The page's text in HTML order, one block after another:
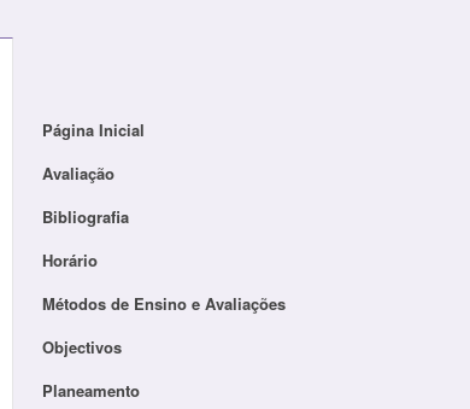
Página Inicial
Avaliação
Bibliografia
Horário
Métodos de Ensino e Avaliações
Objectivos
Planeamento